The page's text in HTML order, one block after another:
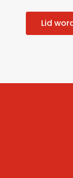
Lid